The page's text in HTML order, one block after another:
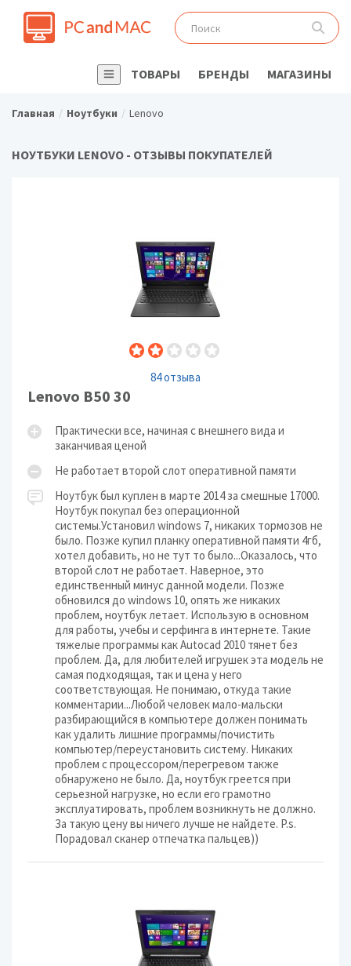
ТОВАРЫ БРЕНДЫ МАГАЗИНЫ
Главная Ноутбуки Lenovo
НОУТБУКИ LENOVO - ОТЗЫВЫ ПОКУПАТЕЛЕЙ
84 отзыва
Lenovo B50 30
Практически все, начиная с внешнего вида и
заканчивая ценой
Не работает второй слот оперативной памяти
Ноутбук был куплен в марте 2014 за смешные 17000.
Ноутбук покупал без операционной
системы.Установил windows 7, никаких тормозов не
было. Позже купил планку оперативной памяти 4гб,
хотел добавить, но не тут то было...Оказалось, что
второй слот не работает. Наверное, это
единственный минус данной модели. Позже
обновился до windows 10, опять же никаких
проблем, ноутбук летает. Использую в основном
для работы, учебы и серфинга в интернете. Такие
тяжелые программы как Autocad 2010 тянет без
проблем. Да, для любителей игрушек эта модель не
самая подходящая, так и цена у него
соответствующая. Не понимаю, откуда такие
комментарии...Любой человек мало-мальски
разбирающийся в компьютере должен понимать
как удалить лишние программы/почистить
компьютер/переустановить систему. Никаких
проблем с процессором/перегревом также
обнаружено не было. Да, ноутбук греется при
серьезной нагрузке, но если его грамотно
эксплуатировать, проблем возникнуть не должно.
За такую цену вы ничего лучше не найдете. P.s.
Порадовал сканер отпечатка пальцев))